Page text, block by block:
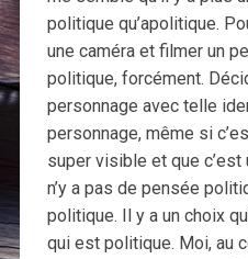
politique qu’apolitique.
une caméra et filmer un
politique, forcément.
personnage avec telle
personnage, même si
super visible et que
n’y a pas de pensée
politique. Il y a un choix
qui est politique. Moi, au